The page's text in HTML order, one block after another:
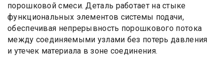
порошковой смеси. Деталь работает на стыке
функциональных элементов системы подачи,
обеспечивая непрерывность порошкового потока
между соединяемыми узлами без потерь давления
и утечек материала в зоне соединения.